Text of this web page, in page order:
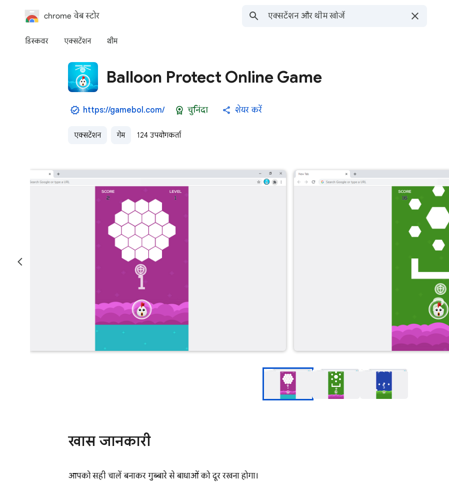
chrome वेब स्टोर
डिस्कवर एक्‍सटेंशन थीम
Balloon Protect Online Game
https://gamebol.com/ चुनिंदा शेयर करें
एक्सटेंशन गेम 124 उपयोगकर्ता
खास जानकारी
आपको सही चालें बनाकर गुब्बारे से बाधाओं को दूर रखना होगा।